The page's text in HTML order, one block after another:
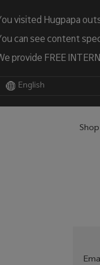
visited Hugpapa
can see content
provide FREE
English
Shop